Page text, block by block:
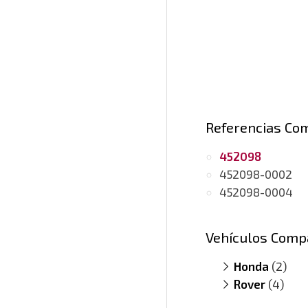
Referencias
452098
452098-0002
452098-0004
Vehículos
Honda (2)
Accord 2.0
Rover (4)